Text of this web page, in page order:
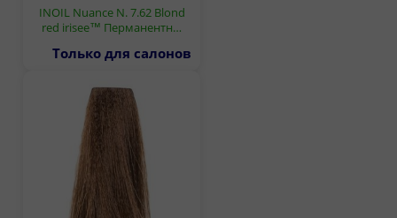
INOIL Nuance N. 7.62 Blond
red irisee™ Перманентн…
Только для салонов